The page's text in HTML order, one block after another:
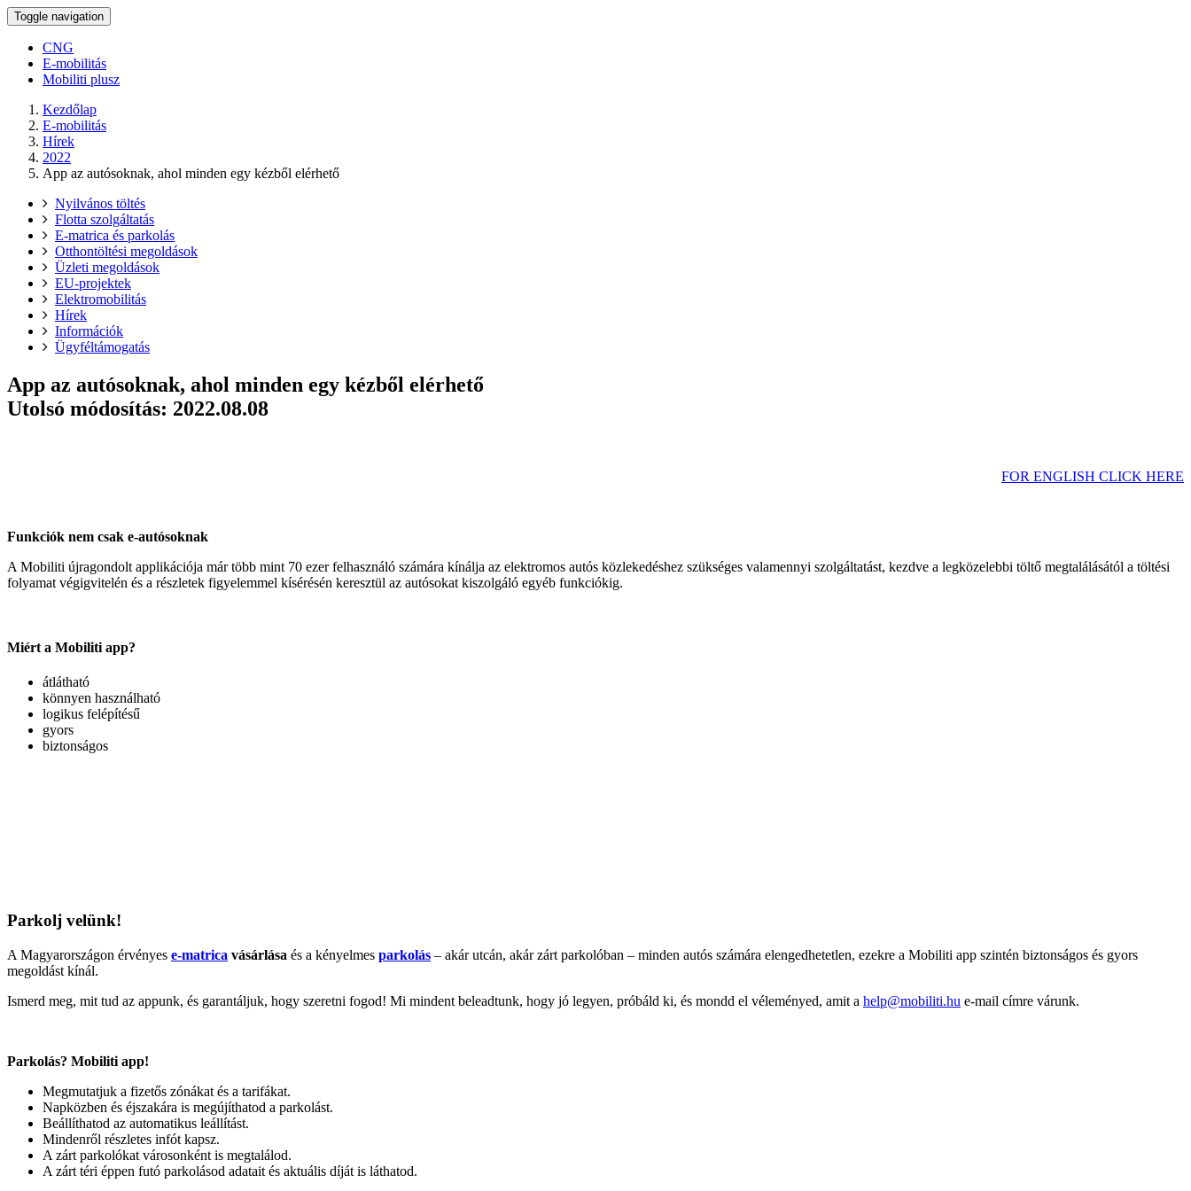
Toggle navigation
CNG
E-mobilitás
Mobiliti plusz
Kezdőlap
E-mobilitás
Hírek
2022
App az autósoknak, ahol minden egy kézből elérhető
Nyilvános töltés
Flotta szolgáltatás
E-matrica és parkolás
Otthontöltési megoldások
Üzleti megoldások
EU-projektek
Elektromobilitás
Hírek
Információk
Ügyféltámogatás
App az autósoknak, ahol minden egy kézből elérhető
Utolsó módosítás: 2022.08.08
FOR ENGLISH CLICK HERE
Funkciók nem csak e-autósoknak
A Mobiliti újragondolt applikációja már több mint 70 ezer felhasználó számára kínálja az elektromos autós közlekedéshez szükséges valamennyi szolgáltatást, kezdve a legközelebbi töltő megtalálásától a töltési
folyamat végigvitelén és a részletek figyelemmel kísérésén keresztül az autósokat kiszolgáló egyéb funkciókig.
Miért a Mobiliti app?
átlátható
könnyen használható
logikus felépítésű
gyors
biztonságos
Parkolj velünk!
A Magyarországon érvényes e-matrica vásárlása és a kényelmes parkolás – akár utcán, akár zárt parkolóban – minden autós számára elengedhetetlen, ezekre a Mobiliti app szintén biztonságos és gyors
megoldást kínál.
Ismerd meg, mit tud az appunk, és garantáljuk, hogy szeretni fogod! Mi mindent beleadtunk, hogy jó legyen, próbáld ki, és mondd el véleményed, amit a help@mobiliti.hu e-mail címre várunk.
Parkolás? Mobiliti app!
Megmutatjuk a fizetős zónákat és a tarifákat.
Napközben és éjszakára is megújíthatod a parkolást.
Beállíthatod az automatikus leállítást.
Mindenről részletes infót kapsz.
A zárt parkolókat városonként is megtalálod.
A zárt téri éppen futó parkolásod adatait és aktuális díját is láthatod.